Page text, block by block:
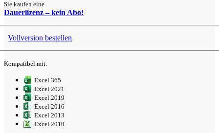
Sie kaufen eine
Dauerlizenz –kein Abo!
Vollversion bestellen
Kompatibel mit:
Excel 365
Excel 2021
Excel 2019
Excel 2016
Excel 2013
Excel 2010